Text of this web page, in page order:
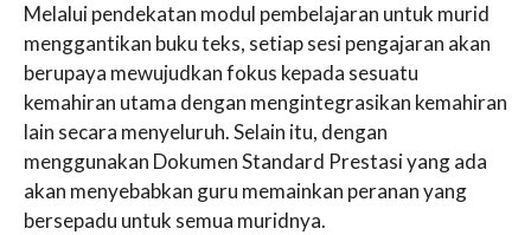
Melalui pendekatan modul pembelajaran untuk murid
menggantikan buku teks, setiap sesi pengajaran akan
berupaya mewujudkan fokus kepada sesuatu
kemahiran utama dengan mengintegrasikan kemahiran
lain secara menyeluruh. Selain itu, dengan
menggunakan Dokumen Standard Prestasi yang ada
akan menyebabkan guru memainkan peranan yang
bersepadu untuk semua muridnya.